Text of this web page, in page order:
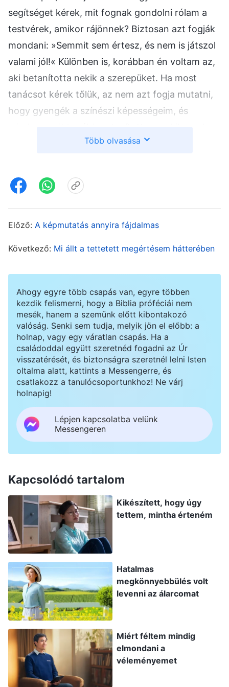
segítséget kérek, mit fognak gondolni rólam a
testvérek, amikor rájönnek? Biztosan azt fogják
mondani: »Semmit sem értesz, és nem is játszol
valami jól!« Különben is, korábban én voltam az,
aki betanította nekik a szerepüket. Ha most
tanácsot kérek tőlük, az nem azt fogja mutatni,
hogy gyengék a színészi képességeim, és
elmélet volt? Akkor mindenki tényleg átlátna
tanácsot, valójában nem fordultam kérdésekkel
senkihez. Később a rendező többször is
emlékeztetett, hogy kérjek segítséget a
testvérektől, de a megszégyenüléstől való
korbácsolhatnám fel az érzelmeimet, sőt
utánoztam a nem hívő színészek játékát. Azt
gondoltam: „Bármi áron is, de jól kell
megcsinálnom ezt a jelenetet. Nem engedhetem,
hogy kiderüljön, hogy nem elég jók a színészi
képességeim. Ha ezt elrontom, teljesen
megszégyenülök!” A forgatás alatt mindent
beleadtam, hogy kihozzam magamból az
érzelmeket, de az alakításom mégis kudarcba
fulladt. A rendező látta, hogy küszködöm, és
beszélgetett velem a jelenetben megjelenő
érzelmekről. Hogy az emberek ne vegyék észre,
mércét, azt mondtam: „Már ismerem ezeket az
érzelmeket. Csak még nem érzem át őket
teljesen. Még egy kis időre van szükségem, hogy
beleéljem magam.” De bármivel is próbálkoztam,
semmi sem működött jól. A felvétel után a
rendező azt mondta, hogy az alakításom
erőltetett, feszült és túl melankolikus.
Borzasztóan éreztem magam, amikor ezt
hallottam. Jól akartam eljátszani a szerepet, de
korábban ritkán próbáltam beleélni magam egy
ilyen típusú karakter gondolkodásmódjába és
érzelmeibe, ezért egyszerűen nem tudtam jól
csinálni. Tudtam, hogy segítséget kellene
Több olvasása
Előző: A képmutatás annyira fájdalmas
Következő: Mi állt a tettetett megértésem hátterében
Ahogy egyre több csapás van, egyre többen
kezdik felismerni, hogy a Biblia próféciái nem
mesék, hanem a szemünk előtt kibontakozó
valóság. Senki sem tudja, melyik jön el előbb: a
holnap, vagy egy váratlan csapás. Ha a
családoddal együtt szeretnéd fogadni az Úr
visszatérését, és biztonságra szeretnél lelni Isten
oltalma alatt, kattints a Messengerre, és
csatlakozz a tanulócsoportunkhoz! Ne várj
holnapig!
Lépjen kapcsolatba velünk
Messengeren
Kapcsolódó tartalom
Kikészített, hogy úgy
tettem, mintha érteném
Hatalmas
megkönnyebbülés volt
levenni az álarcomat
Miért féltem mindig
elmondani a
véleményemet